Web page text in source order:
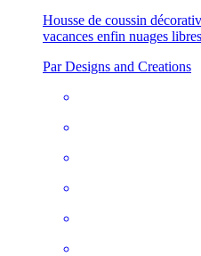
Housse de coussin
vacances enfin nuages libres
Par Designs and Creations